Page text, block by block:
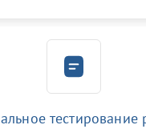
тестирование